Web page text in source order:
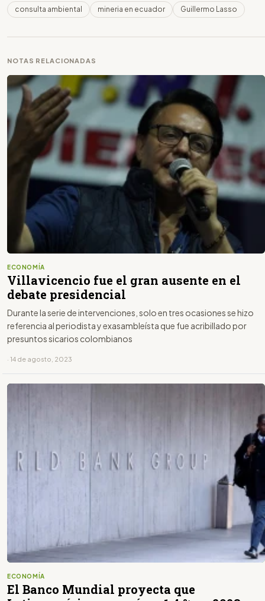
consulta ambiental mineria en ecuador Guillermo Lasso
NOTAS RELACIONADAS
ECONOMÍA
Villavicencio fue el gran ausente en el
debate presidencial
Durante la serie de intervenciones, solo en tres ocasiones se hizo
referencia al periodista y exasambleísta que fue acribillado por
presuntos sicarios colombianos
· 14 de agosto, 2023
ECONOMÍA
El Banco Mundial proyecta que